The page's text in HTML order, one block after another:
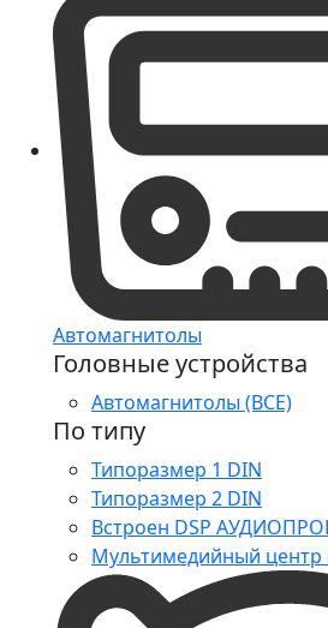
Автомагнитолы
Головные устройства
Автомагнитолы (ВСЕ)
По типу
Типоразмер 1 DIN
Типоразмер 2 DIN
Встроен DSP
Мультимедийный